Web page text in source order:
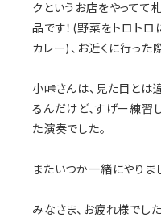
クというお店をやってて
品です！(野菜をトロトロ
カレー)、お近くに行った
小峠さんは、見た目とは
るんだけど、すげー練習
た演奏でした。
またいつか一緒にやりまし
みなさま、お疲れ様でした